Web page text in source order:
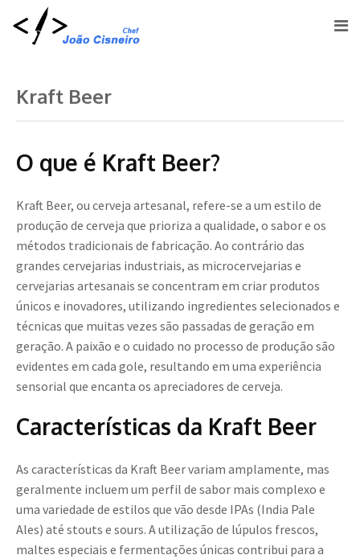
Kraft Beer
O que é Kraft Beer?
Kraft Beer, ou cerveja artesanal, refere-se a um estilo de
produção de cerveja que prioriza a qualidade, o sabor e os
métodos tradicionais de fabricação. Ao contrário das
grandes cervejarias industriais, as microcervejarias e
cervejarias artesanais se concentram em criar produtos
únicos e inovadores, utilizando ingredientes selecionados e
técnicas que muitas vezes são passadas de geração em
geração. A paixão e o cuidado no processo de produção são
evidentes em cada gole, resultando em uma experiência
sensorial que encanta os apreciadores de cerveja.
Características da Kraft Beer
As características da Kraft Beer variam amplamente, mas
geralmente incluem um perfil de sabor mais complexo e
uma variedade de estilos que vão desde IPAs (India Pale
Ales) até stouts e sours. A utilização de lúpulos frescos,
maltes especiais e fermentações únicas contribui para a